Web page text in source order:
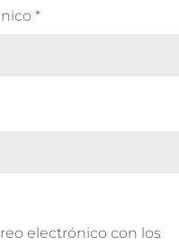
*
electrónico con los